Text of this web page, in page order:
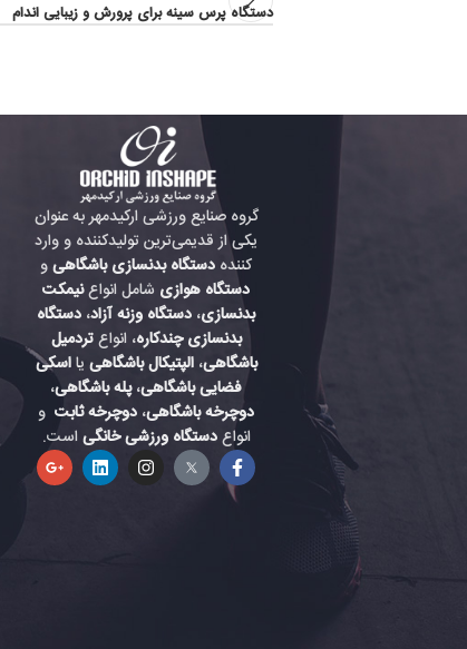
دستگاه پرس سینه برای پرورش و زیبایی اندام
گروه صنایع ورزشی ارکیدمهر به عنوان
یکی از قدیمی‌ترین تولیدکننده و وارد
کننده دستگاه بدنسازی باشگاهیو
دستگاه هوازی شامل انواعنیمکت
بدنسازی، دستگاه وزنه آزاد، دستگاه
بدنسازی چندکاره، انواعتردمیل
باشگاهی، الپتیکال باشگاهی یااسکی
فضایی باشگاهی،پله باشگاهی،
دوچرخه باشگاهی، دوچرخه ثابت و
انواعدستگاه ورزشی خانگی است.